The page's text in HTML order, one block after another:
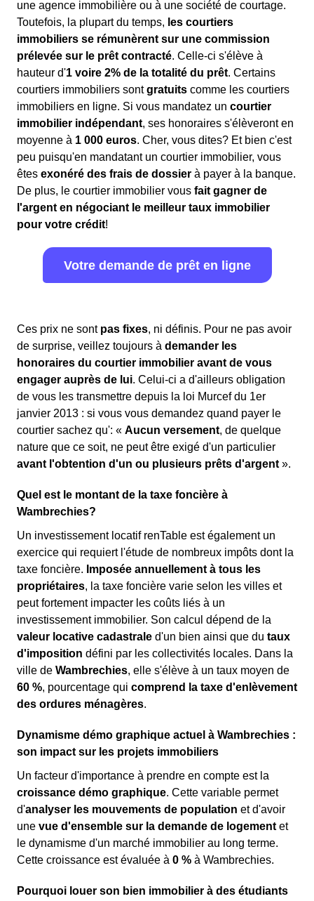
une agence immobilière ou à une société de courtage.
Toutefois, la plupart du temps, les courtiers
immobiliers se rémunèrent sur une commission
prélevée sur le prêt contracté. Celle-ci s'élève à
hauteur d'1 voire 2% de la totalité du prêt. Certains
courtiers immobiliers sontgratuits comme les courtiers
immobiliers en ligne. Si vous mandatez un courtier
immobilier indépendant, ses honoraires s'élèveront en
moyenne à 1 000 euros. Cher, vous dites? Et bien c'est
peu puisqu'en mandatant un courtier immobilier, vous
êtes exonéré des frais de dossier à payer à la banque.
De plus, le courtier immobilier vous fait gagner de
l'argent en négociant le meilleur taux immobilier
pour votre crédit!
Votre demande de prêt en ligne
Ces prix ne sont pas fixes, ni définis. Pour ne pas avoir
de surprise, veillez toujours à demander les
honoraires du courtier immobilier avant de vous
engager auprès de lui. Celui-ci a d'ailleurs obligation
de vous les transmettre depuis la loi Murcef du 1er
janvier 2013 : si vous vous demandez quand payer le
courtier sachez qu': « Aucun versement, de quelque
nature que ce soit, ne peut être exigé d'un particulier
avant l'obtention d'un ou plusieurs prêts d'argent ».
Quel est le montant de la taxe foncière à
Wambrechies?
Un investissement locatif renTable est également un
exercice qui requiert l'étude de nombreux impôts dont la
taxe foncière. Imposée annuellement à tous les
propriétaires, la taxe foncière varie selon les villes et
peut fortement impacter les coûts liés à un
investissement immobilier. Son calcul dépend de la
valeur locative cadastrale d'un bien ainsi que du taux
d'imposition défini par les collectivités locales. Dans la
ville de Wambrechies, elle s'élève à un taux moyen de
60 %, pourcentage qui comprend la taxe d'enlèvement
des ordures ménagères.
Dynamisme démo graphique actuel à Wambrechies :
son impact sur les projets immobiliers
Un facteur d'importance à prendre en compte est la
croissance démo graphique. Cette variable permet
d'analyser les mouvements de population et d'avoir
une vue d'ensemble sur la demande de logement et
le dynamisme d'un marché immobilier au long terme.
Cette croissance est évaluée à 0 % à Wambrechies.
Pourquoi louer son bien immobilier à des étudiants